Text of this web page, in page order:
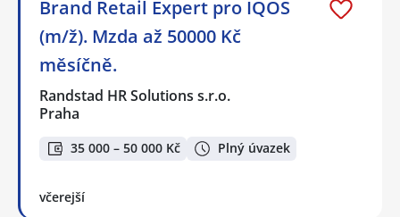
Brand Retail Expert pro IQOS
(m/ž). Mzda až 50000 Kč
měsíčně.
Randstad HR Solutions s.r.o.
Praha
35 000 – 50 000 Kč Plný úvazek
včerejší